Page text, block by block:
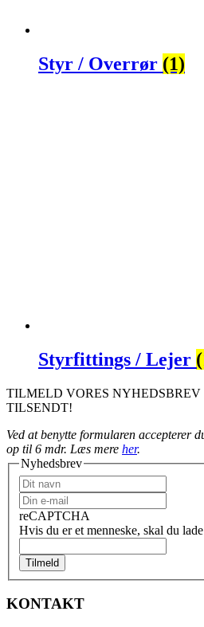
Styr / Overrør (1)
Styrfittings / Lejer
TILMELD VORES
TILSENDT!
Ved at benytte formularen accepterer
op til 6 mdr. Læs mere her.
Nyhedsbrev
reCAPTCHA
Hvis du er et menneske, skal du
Tilmeld
KONTAKT